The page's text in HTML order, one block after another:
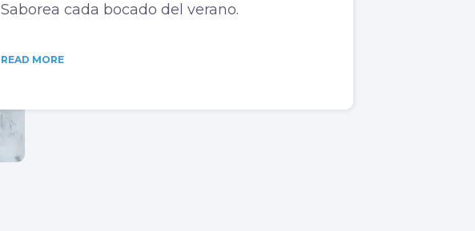
Saborea cada bocado del verano.
READ MORE